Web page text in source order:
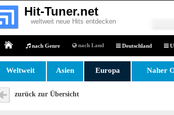
Hit-Tuner.net
weltweit neue Hits entdecken
nach Genre nach Land Deutschland
Weltweit Asien Europa Naher
zurück zur Übersicht